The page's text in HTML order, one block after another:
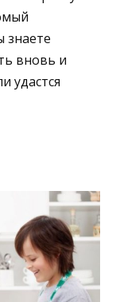
знаете
вновь и
удастся